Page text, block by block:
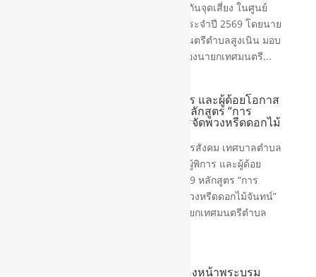
จัดโครงการป้องกันเด็กจมน้ำและป้องกันจุดเสี่ยง ในศูนย์
พัฒนาเด็กเล็กเทศบาลตำบลสูงเนิน ประจำปี 2569 โดยนาย
ณัฐธวรรธน์ ชัยวิฑูอนุกูล นายกเทศมนตรีตำบลสูงเนิน มอบ
หมายให้นายภุชพงศ์ ทองพันภิญโญ รองนายกเทศมนตรี...
โครงการฝึกอาชีพผู้สูงอายุ ผู้พิการ และผู้ด้อยโอกาส
ประจำปีงบประมาณ พ.ศ. 2569 หลักสูตร “การ
ประดิษฐ์ช่อดอกไม้จันทน์และการจัดพวงหรีดดอกไม้
วันที่ 31 กรกฎาคม 2569 กองสวัสดิการสังคม เทศบาลตำบล
สูงเนิน จัดโครงการฝึกอาชีพผู้สูงอายุ ผู้พิการ และผู้ด้อย
โอกาส ประจำปีงบประมาณ พ.ศ. 2569 หลักสูตร “การ
ประดิษฐ์ช่อดอกไม้จันทน์และการจัดพวงหรีดดอกไม้จันทน์”
โดยนายณัฐธวรรธน์ ชัยวิฑูอนุกูล นายกเทศมนตรีตำบล
วางพานพุ่มถวายราชสักการะเบื้องหน้าพระบรม